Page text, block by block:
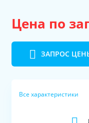
Цена по
ЗАПРОС
Все характеристики